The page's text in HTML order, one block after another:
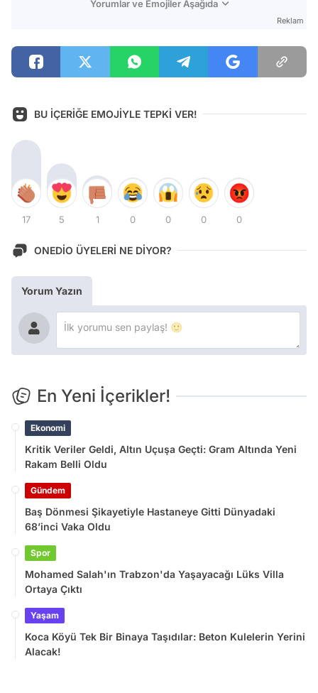
Yorumlar ve Emojiler Aşağıda
Reklam
BU İÇERİĞE EMOJİYLE TEPKİ VER!
17 5 1 0 0 0 0
ONEDİO ÜYELERİ NE DİYOR?
Yorum Yazın
En Yeni İçerikler!
Ekonomi
Kritik Veriler Geldi, Altın Uçuşa Geçti: Gram Altında Yeni
Rakam Belli Oldu
Gündem
Baş Dönmesi Şikayetiyle Hastaneye Gitti Dünyadaki
68’inci Vaka Oldu
Spor
Mohamed Salah'ın Trabzon'da Yaşayacağı Lüks Villa
Ortaya Çıktı
Yaşam
Koca Köyü Tek Bir Binaya Taşıdılar: Beton Kulelerin Yerini
Alacak!